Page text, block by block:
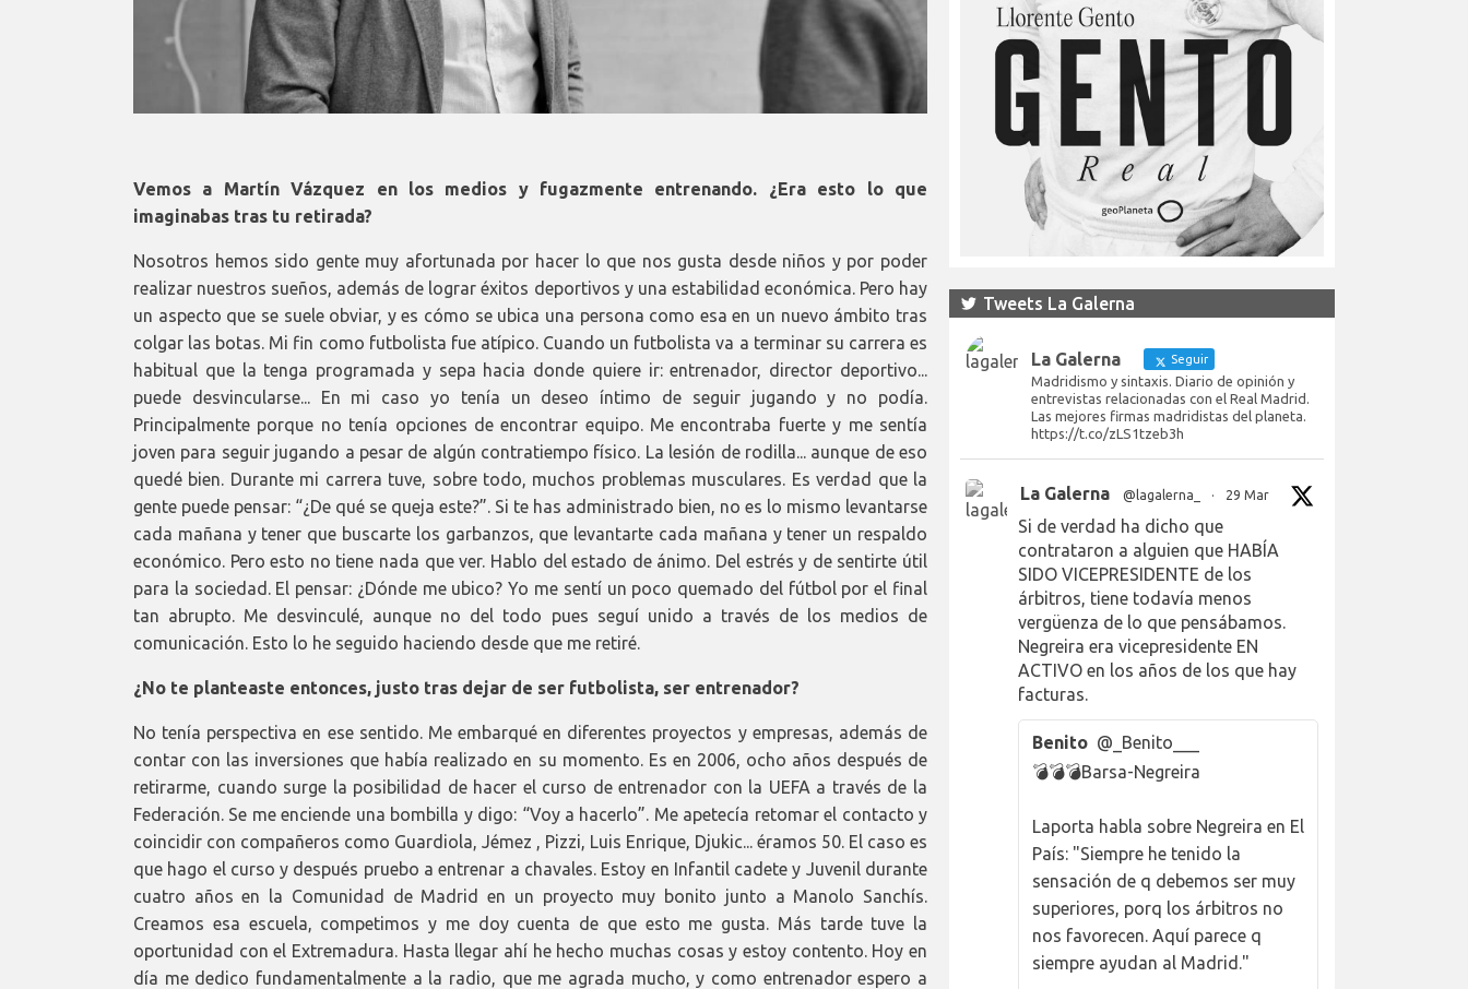
Vemos a Martín Vázquez en los medios y fugazmente entrenando. ¿Era esto lo que
imaginabas tras tu retirada?
Nosotros hemos sido gente muy afortunada por hacer lo que nos gusta desde niños y por poder
realizar nuestros sueños, además de lograr éxitos deportivos y una estabilidad económica. Pero hay
un aspecto que se suele obviar, y es cómo se ubica una persona como esa en un nuevo ámbito tras
colgar las botas. Mi fin como futbolista fue atípico. Cuando un futbolista va a terminar su carrera es
habitual que la tenga programada y sepa hacia donde quiere ir: entrenador, director deportivo...
puede desvincularse... En mi caso yo tenía un deseo íntimo de seguir jugando y no podía.
Principalmente porque no tenía opciones de encontrar equipo. Me encontraba fuerte y me sentía
joven para seguir jugando a pesar de algún contratiempo físico. La lesión de rodilla... aunque de eso
quedé bien. Durante mi carrera tuve, sobre todo, muchos problemas musculares. Es verdad que la
gente puede pensar: “¿De qué se queja este?”. Si te has administrado bien, no es lo mismo levantarse
cada mañana y tener que buscarte los garbanzos, que levantarte cada mañana y tener un respaldo
económico. Pero esto no tiene nada que ver. Hablo del estado de ánimo. Del estrés y de sentirte útil
para la sociedad. El pensar: ¿Dónde me ubico? Yo me sentí un poco quemado del fútbol por el final
tan abrupto. Me desvinculé, aunque no del todo pues seguí unido a través de los medios de
comunicación. Esto lo he seguido haciendo desde que me retiré.
¿No te planteaste entonces, justo tras dejar de ser futbolista, ser entrenador?
No tenía perspectiva en ese sentido. Me embarqué en diferentes proyectos y empresas, además de
contar con las inversiones que había realizado en su momento. Es en 2006, ocho años después de
retirarme, cuando surge la posibilidad de hacer el curso de entrenador con la UEFA a través de la
Federación. Se me enciende una bombilla y digo: “Voy a hacerlo”. Me apetecía retomar el contacto y
coincidir con compañeros como Guardiola, Jémez , Pizzi, Luis Enrique, Djukic... éramos 50. El caso es
que hago el curso y después pruebo a entrenar a chavales. Estoy en Infantil cadete y Juvenil durante
cuatro años en la Comunidad de Madrid en un proyecto muy bonito junto a Manolo Sanchís.
Creamos esa escuela, competimos y me doy cuenta de que esto me gusta. Más tarde tuve la
oportunidad con el Extremadura. Hasta llegar ahí he hecho muchas cosas y estoy contento. Hoy en
día me dedico fundamentalmente a la radio, que me agrada mucho, y como entrenador espero a
Tweets La Galerna
La Galerna Seguir
Madridismo y sintaxis. Diario de opinión y
entrevistas relacionadas con el Real Madrid.
Las mejores firmas madridistas del planeta.
https://t.co/zLS1tzeb3h
La Galerna @lagalerna_ · 29 Mar
Si de verdad ha dicho que
contrataron a alguien que HABÍA
SIDO VICEPRESIDENTE de los
árbitros, tiene todavía menos
vergüenza de lo que pensábamos.
Negreira era vicepresidente EN
ACTIVO en los años de los que hay
facturas.
Benito @_Benito___
💣💣💣Barsa-Negreira
Laporta habla sobre Negreira en El
País: "Siempre he tenido la
sensación de q debemos ser muy
superiores, porq los árbitros no
nos favorecen. Aquí parece q
siempre ayudan al Madrid."